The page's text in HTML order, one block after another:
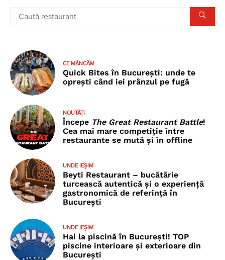
CE MÂNCĂM
Quick Bites în București: unde te
oprești când iei prânzul pe fugă
NOUTĂȚI
Începe The Great Restaurant Battle!
Cea mai mare competiție între
restaurante se mută și în offline
UNDE IEȘIM
Beyti Restaurant – bucătărie
turcească autentică și o experiență
gastronomică de referință în
București
UNDE IEȘIM
Hai la piscină în București! TOP
piscine interioare și exterioare din
București